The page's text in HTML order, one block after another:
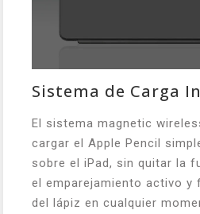
Sistema de Carga
El sistema magnetic
cargar el Apple Pencil
sobre el iPad, sin quitar la
el emparejamiento activo y
del lápiz en cualquier